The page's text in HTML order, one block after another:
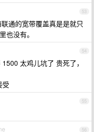
53
通的宽带覆盖真是是就只
也没有。
54
太鸡儿坑了 贵死了，
受
55
56